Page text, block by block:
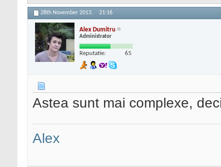
28th November 2013, 21:16
Alex Dumitru
Administrator
Reputatie: 65
Astea sunt mai complexe,
Alex